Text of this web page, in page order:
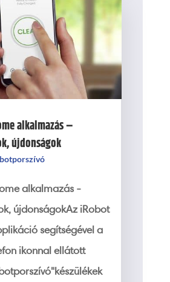
alkalmazás –
újdonságok
alkalmazás -
újdonságokAz iRobot
segítségével a
ikonnal ellátott